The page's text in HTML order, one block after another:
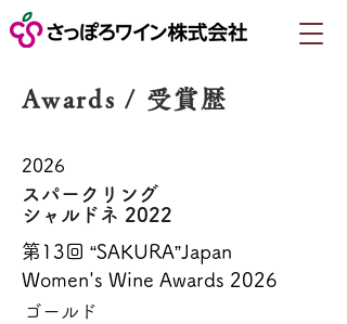
Awards / 受賞歴
2026
スパークリング
シャルドネ 2022
第13回 “SAKURA”Japan
Women's Wine Awards 2026
ゴールド